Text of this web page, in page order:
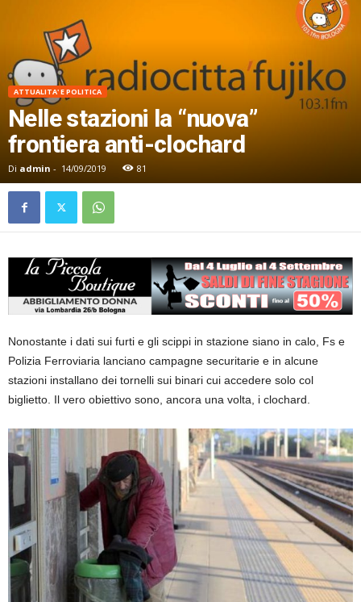
ATTUALITA' E POLITICA
Nelle stazioni la “nuova”
frontiera anti-clochard
Di admin - 14/09/2019 81
Nonostante i dati sui furti e gli scippi in stazione siano in calo, Fs e
Polizia Ferroviaria lanciano campagne securitarie e in alcune
stazioni installano dei tornelli sui binari cui accedere solo col
biglietto. Il vero obiettivo sono, ancora una volta, i clochard.